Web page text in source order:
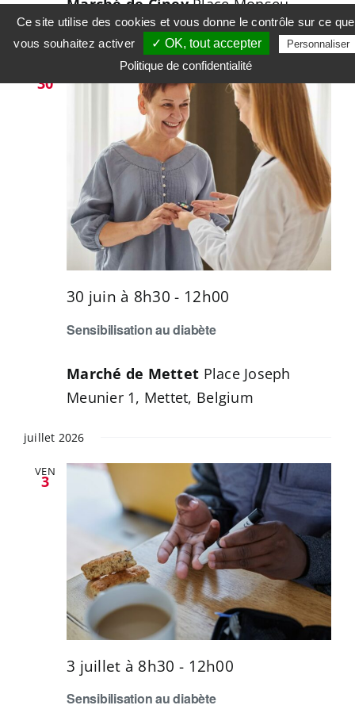
Ciney, Belgium
30
Sensibilisation au diabète
30 juin à 8h30 - 12h00
Marché de Mettet Place Joseph
Meunier 1, Mettet, Belgium
juillet 2026
VEN
3
Sensibilisation au diabète
3 juillet à 8h30 - 12h00
Ce site utilise des cookies et vous donne le contrôle sur ce que
vous souhaitez activer
✓ OK, tout accepter Personnaliser
Politique de confidentialité